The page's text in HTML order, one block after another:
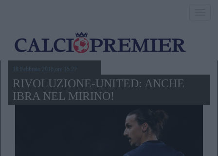
18 Febbraio 2016,ore 15.27
RIVOLUZIONE-UNITED: ANCHE
IBRA NEL MIRINO!